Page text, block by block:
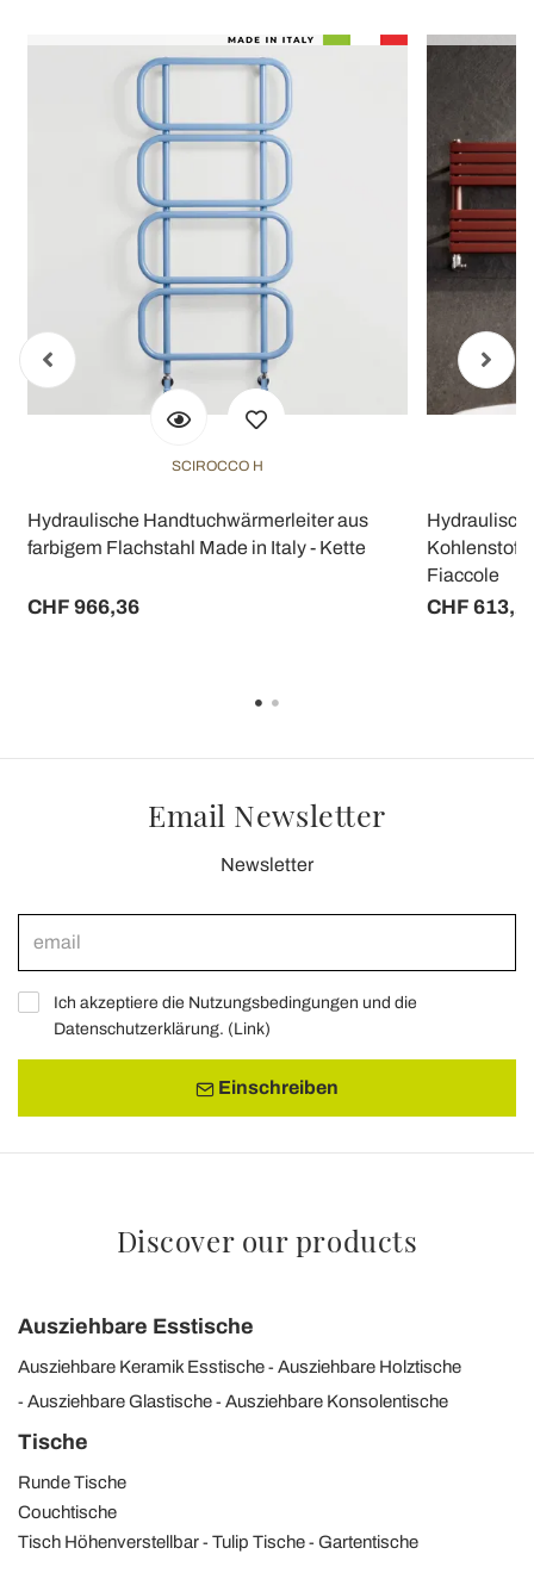
SCIROCCO H
Hydraulische Handtuchwärmerleiter aus
farbigem Flachstahl Made in Italy - Kette
CHF 966,36
Fiaccole
CHF
Email Newsletter
Newsletter
Ich akzeptiere die Nutzungsbedingungen und die
Datenschutzerklärung. (Link)
Einschreiben
Discover our products
Ausziehbare Esstische
Ausziehbare Keramik Esstische
Ausziehbare Holztische
Ausziehbare Glastische
Ausziehbare Konsolentische
Tische
Runde Tische
Couchtische
Tisch Höhenverstellbar
Tulip Tische Gartentische